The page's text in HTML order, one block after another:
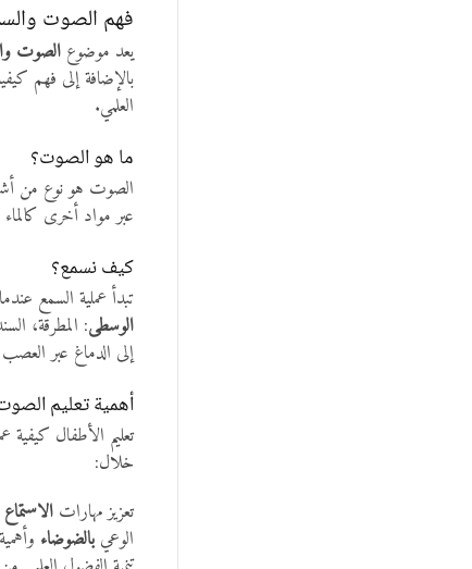
فهم الصوت
يعد موضوع الصوت
بالإضافة إلى فهم
العلمي.
ما هو الصوت؟
الصوت هو نوع من
عبر مواد أخرى
كيف نسمع؟
تبدأ عملية السمع
الوسطى: المطرقة،
إلى الدماغ عبر
أهمية تعليم
تعليم الأطفال كيفية
خلال:
تعزيز مهارات
الوعي بالضوضاء